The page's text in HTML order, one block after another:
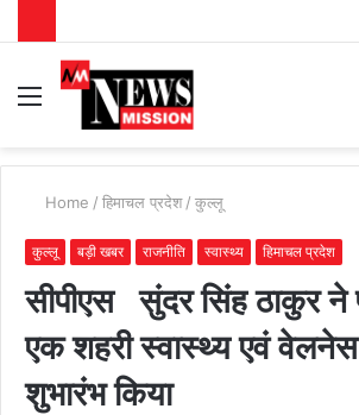
Menu
Home / हिमाचल प्रदेश / कुल्लू
कुल्लू बड़ी खबर राजनीति स्वास्थ्य हिमाचल प्रदेश
सीपीएस सुंदर सिंह ठाकुर ने
एक शहरी स्वास्थ्य एवं
शुभारंभ किया